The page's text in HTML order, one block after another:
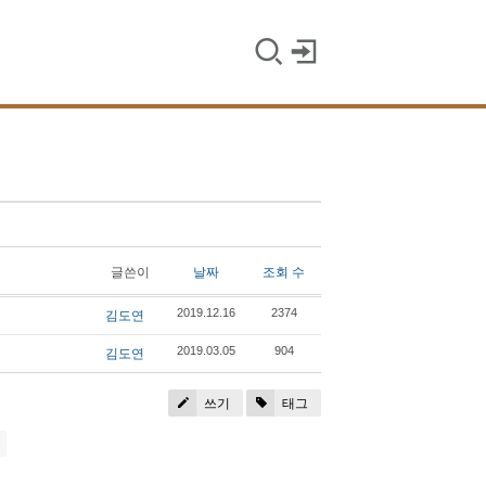
글쓴이 날짜 조회 수
김도연 2019.12.16 2374
김도연 2019.03.05 904
쓰기 태그